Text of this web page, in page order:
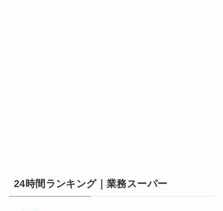
24時間ランキング｜業務スーパー